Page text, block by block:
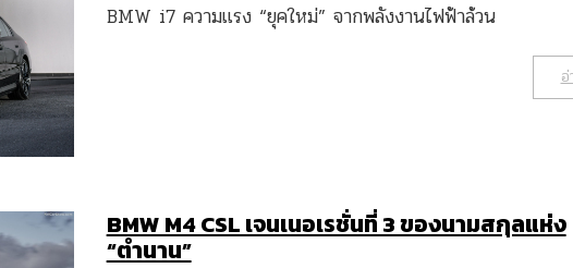
BMW i7 ความแรง “ยุคใหม่” จากพลังงานไฟฟ้าล้วน
BMW M4 CSL เจนเนอเรชั่นที่ 3 ของนามสกุลแห่ง
“ตำนาน”